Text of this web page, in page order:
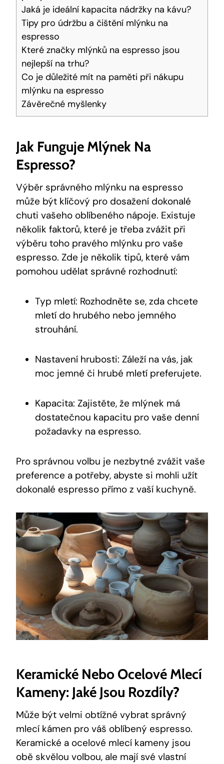
Jaká je ideální kapacita nádržky na kávu?
Tipy pro údržbu a čištění mlýnku na
espresso
Které značky mlýnků na espresso jsou
nejlepší na trhu?
Co je důležité mít na paměti při nákupu
mlýnku na espresso
Závěrečné myšlenky
Jak Funguje Mlýnek Na
Espresso?
Výběr správného mlýnku na espresso
může být klíčový pro dosažení dokonalé
chuti vašeho oblíbeného nápoje. Existuje
několik faktorů, které je třeba zvážit při
výběru toho pravého mlýnku pro vaše
espresso. Zde je několik tipů, které vám
pomohou udělat správné rozhodnutí:
Typ mletí: Rozhodněte se, zda chcete
mletí do hrubého nebo jemného
strouhání.
Nastavení hrubosti: Záleží na vás, jak
moc jemné či hrubé mletí preferujete.
Kapacita: Zajistěte, že mlýnek má
dostatečnou kapacitu pro vaše denní
požadavky na espresso.
Pro správnou volbu je nezbytné zvážit vaše
preference a potřeby, abyste si mohli užít
dokonalé espresso přímo z vaší kuchyně.
Keramické Nebo Ocelové Mlecí
Kameny: Jaké Jsou Rozdíly?
Může být velmi obtížné vybrat správný
mlecí kámen pro váš oblíbený espresso.
Keramické a ocelové mlecí kameny jsou
obě skvělou volbou, ale mají své vlastní